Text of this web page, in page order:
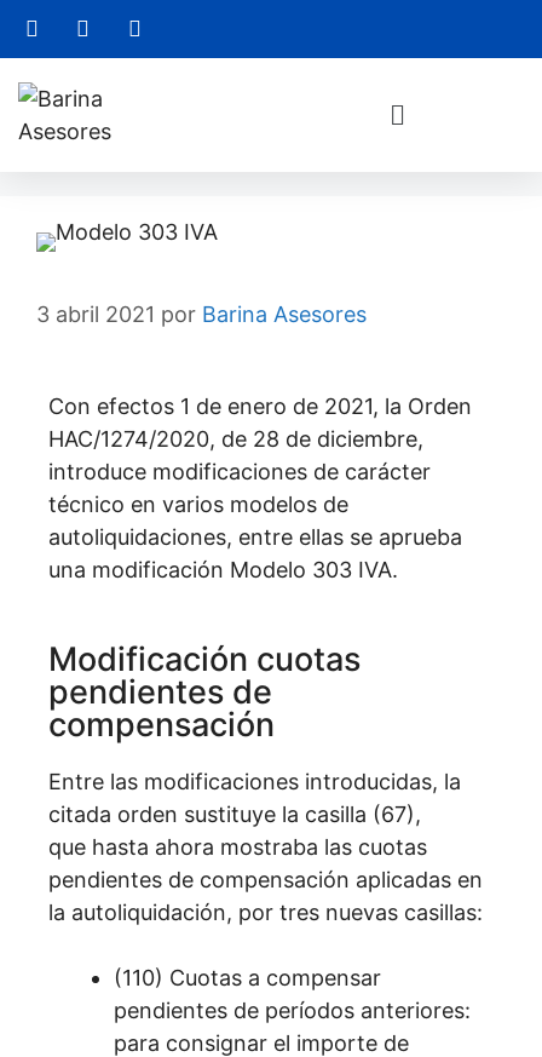
3 abril 2021 por Barina Asesores
Con efectos 1 de enero de 2021, la Orden
HAC/1274/2020, de 28 de diciembre,
introduce modificaciones de carácter
técnico en varios modelos de
autoliquidaciones, entre ellas se aprueba
una modificación Modelo 303 IVA.
Modificación cuotas
pendientes de
compensación
Entre las modificaciones introducidas, la
citada orden sustituye la casilla (67),
que hasta ahora mostraba las cuotas
pendientes de compensación aplicadas en
la autoliquidación, por tres nuevas casillas:
(110) Cuotas a compensar
pendientes de períodos anteriores:
para consignar el importe de